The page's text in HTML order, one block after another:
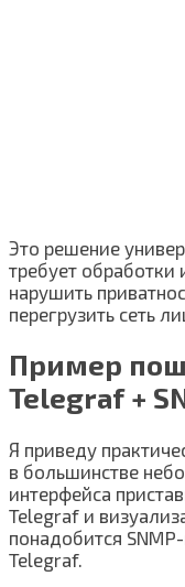
Это решение
требует обработки
нарушить
перегрузить сеть
Пример
Telegraf +
Я приведу
в большинстве
интерфейса
Telegraf и
понадобится
Telegraf.